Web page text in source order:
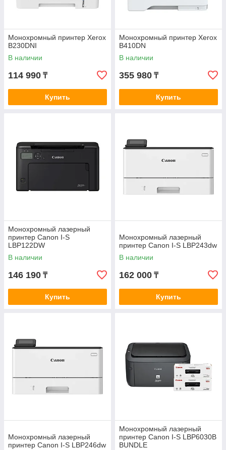
Монохромный принтер Xerox
B230DNI
В наличии
114 990 ₸
Купить
Монохромный принтер Xerox
B410DN
В наличии
355 980 ₸
Купить
Монохромный лазерный
принтер Canon I-S
LBP122DW
В наличии
146 190 ₸
Купить
Монохромный лазерный
принтер Canon I-S LBP243dw
В наличии
162 000 ₸
Купить
Монохромный лазерный
принтер Canon I-S LBP246dw
Монохромный лазерный
принтер Canon I-S LBP6030B
BUNDLE